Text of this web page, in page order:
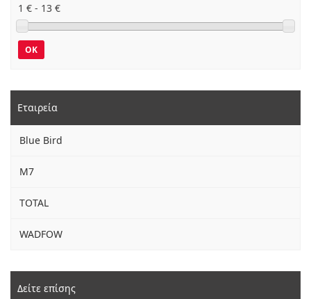
1 € - 13 €
OK
Εταιρεία
Blue Bird
M7
TOTAL
WADFOW
Δείτε επίσης